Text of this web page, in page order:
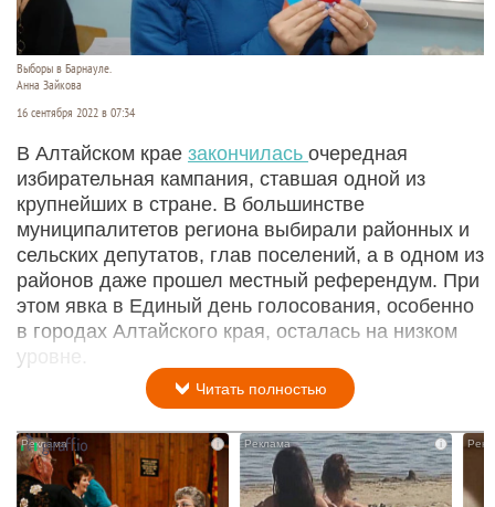
Выборы в Барнауле.
Анна Зайкова
16 сентября 2022 в 07:34
В Алтайском крае закончилась очередная
избирательная кампания, ставшая одной из
крупнейших в стране. В большинстве
муниципалитетов региона выбирали районных и
сельских депутатов, глав поселений, а в одном из
районов даже прошел местный референдум. При
этом явка в Единый день голосования, особенно
в городах Алтайского края, осталась на низком
уровне.
Читать полностью
i